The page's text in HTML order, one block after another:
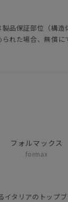
品保証部位（構
れた場合、無償に
フォルマックス
formax
イタリアのトップ